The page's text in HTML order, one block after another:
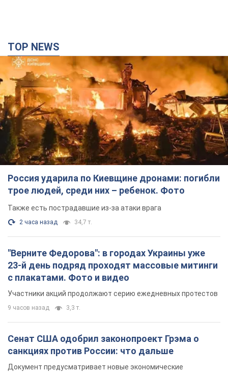
TOP NEWS
Россия ударила по Киевщине дронами: погибли
трое людей, среди них – ребенок. Фото
Также есть пострадавшие из-за атаки врага
2 часа назад 34,7 т.
"Верните Федорова": в городах Украины уже
23-й день подряд проходят массовые митинги
с плакатами. Фото и видео
Участники акций продолжают серию ежедневных протестов
9 часов назад 3,3 т.
Сенат США одобрил законопроект Грэма о
санкциях против России: что дальше
Документ предусматривает новые экономические